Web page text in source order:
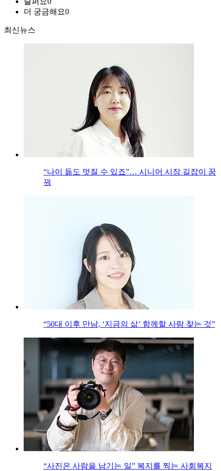
더 궁금해요0
최신뉴스
“나이 듦도 멋질 수 있죠”… 시니어 시장 길잡이 꿈
꿔
“50대 이후 만남, ‘지금의 삶’ 함께할 사람 찾는 것”
“사진은 사람을 남기는 일” 복지를 찍는 사회복지